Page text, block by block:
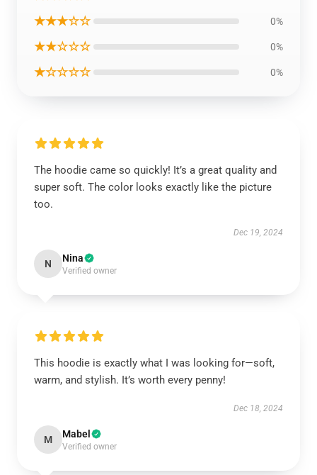
★★★☆☆ 0%
★★☆☆☆ 0%
★☆☆☆☆ 0%
The hoodie came so quickly! It’s a great quality and
super soft. The color looks exactly like the picture
too.
Dec 19, 2024
N Nina
Verified owner
This hoodie is exactly what I was looking for—soft,
warm, and stylish. It’s worth every penny!
Dec 18, 2024
M Mabel
Verified owner